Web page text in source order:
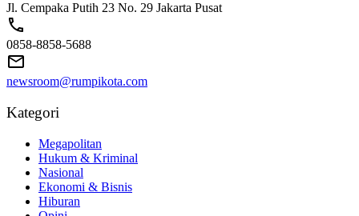
Jl. Cempaka Putih 23 No. 29 Jakarta Pusat
0858-8858-5688
newsroom@rumpikota.com
Kategori
Megapolitan
Hukum & Kriminal
Nasional
Ekonomi & Bisnis
Hiburan